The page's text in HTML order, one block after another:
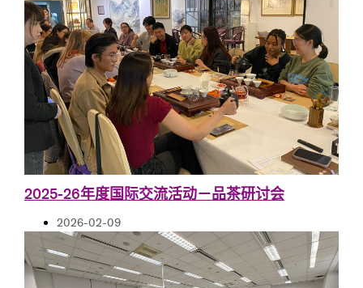
2025-26年度国际交流活动－品茶研讨会
2026-02-09